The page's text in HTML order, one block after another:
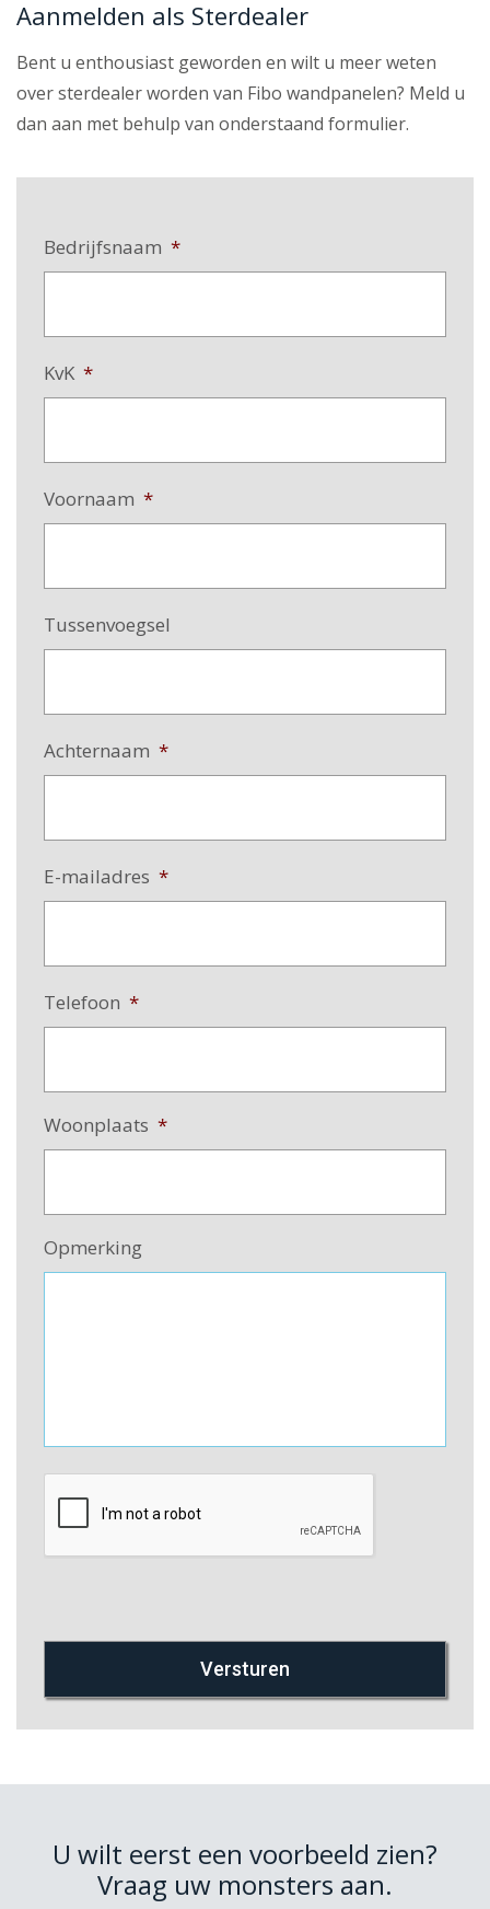
Aanmelden als Sterdealer
Bent u enthousiast geworden en wilt u meer weten
over sterdealer worden van Fibo wandpanelen? Meld u
dan aan met behulp van onderstaand formulier.
Bedrijfsnaam *
KvK *
Voornaam *
Tussenvoegsel
Achternaam *
E-mailadres *
Telefoon *
Woonplaats *
Opmerking
U wilt eerst een voorbeeld zien?
Vraag uw monsters aan.